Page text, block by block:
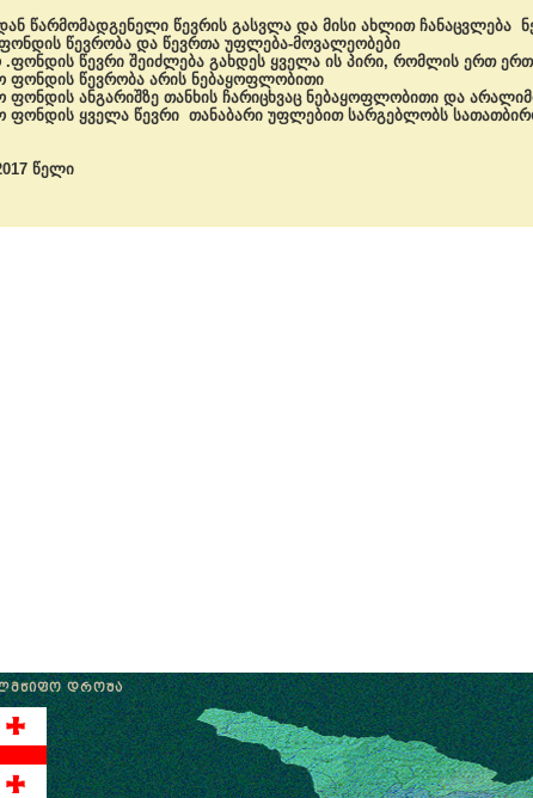
წარმომადგენელი წევრის გასვლა და მისი ახლით ჩანაცვლება
წევრობა და წევრთა უფლება-მოვალეობები
წევრი შეიძლება გახდეს ყველა ის პირი, რომლის ერთ
ფონდის წევრობა არის ნებაყოფლობითი
ფონდის ანგარიშზე თანხის ჩარიცხვაც ნებაყოფლობითი და
ფონდის ყველა წევრი თანაბარი უფლებით სარგებლობს
წელი
ᲓᲠᲝᲨᲐ